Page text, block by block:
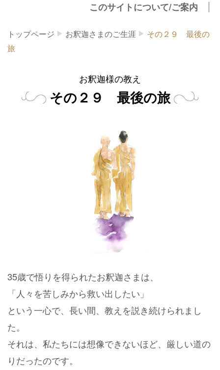
このサイトについて/ご案内
トップページ お釈迦さまのご生涯
その２９ 最後の
旅
お釈迦様の教え
その２９ 最後の旅
35歳で悟りを得られたお釈迦さまは、
「人々を苦しみから救い出したい」
という一心で、 長い間、教えを説き続けられまし
た。
それは、私たちには想像できないほど、厳しい道の
りだったのです。